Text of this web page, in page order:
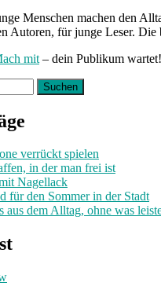
Menschen machen den
Autoren, für junge Leser.
mit – dein Publikum wartet!
verrückt spielen
in der man frei ist
Nagellack
für den Sommer in der Stadt
aus dem Alltag, ohne was